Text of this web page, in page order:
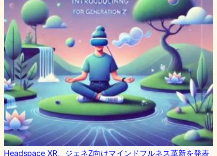
Headspace XR、ジェネZ向けマインドフルネス革新を発表